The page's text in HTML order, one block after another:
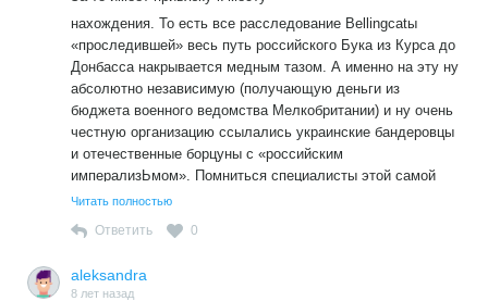
нахождения. То есть все расследование Bellingcatы
«проследившей» весь путь российского Бука из Курса до
Донбасса накрывается медным тазом. А именно на эту ну
абсолютно независимую (получающую деньги из
бюджета военного ведомства Мелкобритании) и ну очень
честную организацию ссылались украинские бандеровцы
и отечественные борцуны с «российским
имперализЬмом». Помниться специалисты этой самой
Bellingcatы вычислили даже тех кто стрелял из
быстренько начнут рисовать новую версию когда из
«курского» Бука стреляли «украинскими» ракетами, что
Читать полностью
Ответить 0
aleksandra
8 лет назад